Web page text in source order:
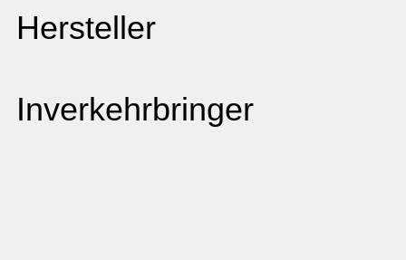
Hersteller
Inverkehrbringer